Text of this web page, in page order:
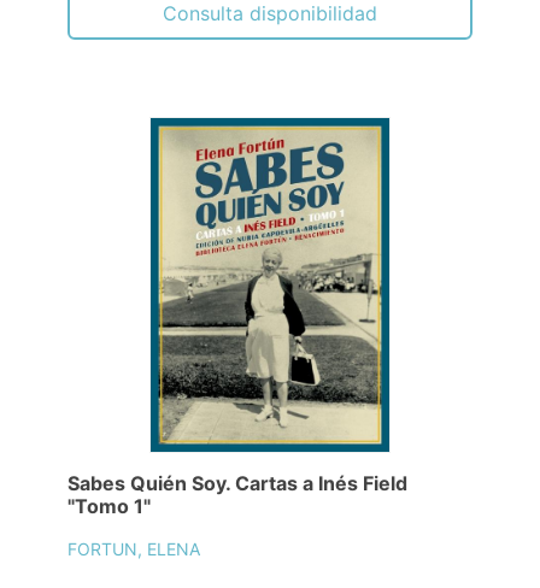
Consulta disponibilidad
Sabes Quién Soy. Cartas a Inés Field
"Tomo 1"
FORTUN, ELENA